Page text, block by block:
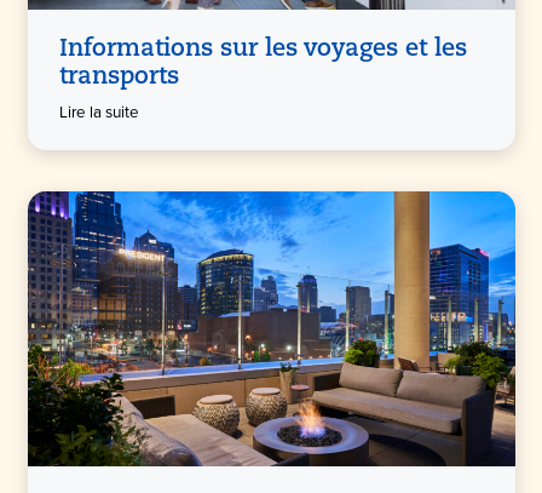
Informations sur les voyages et les
transports
Lire la suite